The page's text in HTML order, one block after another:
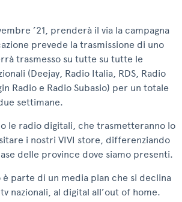
’21, prenderà il via la campagna
prevede la trasmissione di uno
trasmesso su tutte su tutte le
(Deejay, Radio Italia, RDS, Radio
Radio e Radio Subasio) per un totale
settimane.
le radio digitali, che trasmetteranno lo
i nostri VIVI store, differenziando
delle province dove siamo presenti.
è parte di un media plan che si declina
nazionali, al digital all’out of home.